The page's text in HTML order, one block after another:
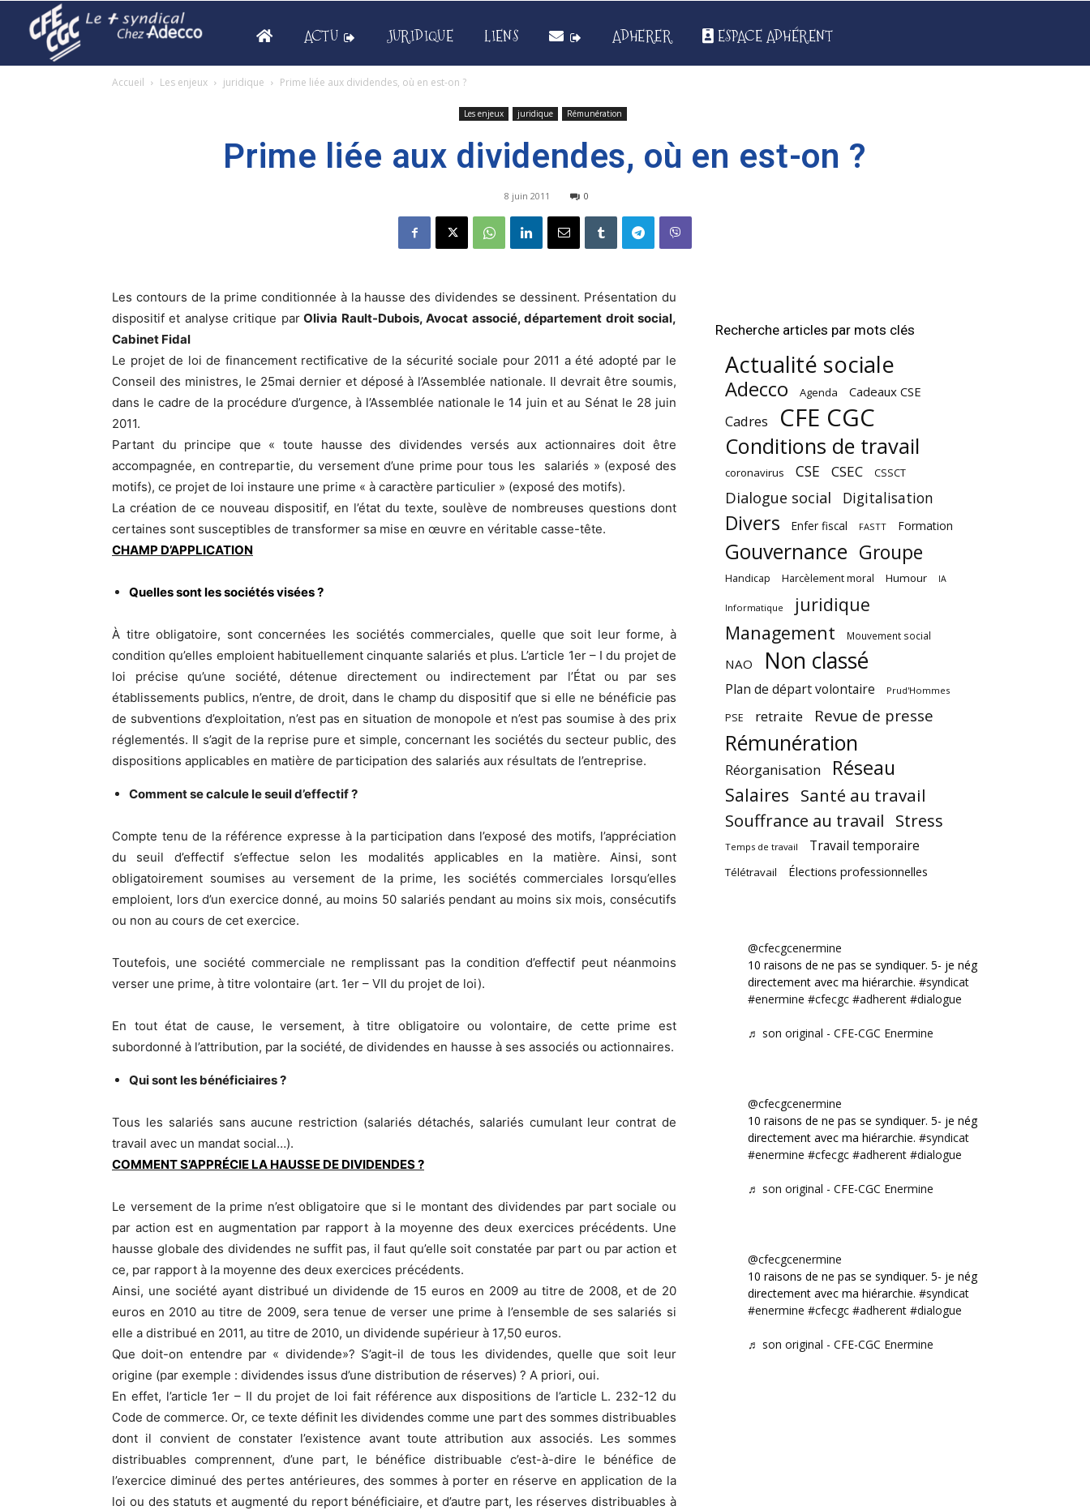
ACTU JURIDIQUE LIENS ADHERER ESPACE ADHÉRENT
Accueil Les enjeux juridique Prime liée aux dividendes, où en est-on ?
Les enjeux juridique Rémunération
Prime liée aux dividendes, où en est-on ?
8 juin 2011 0
Les contours de la prime conditionnée à la hausse des dividendes se dessinent. Présentation du
dispositif et analyse critique parOlivia Rault-Dubois, Avocat associé, département droit social,
Cabinet Fidal
Le projet de loi de financement rectificative de la sécurité sociale pour 2011 a été adopté par le
Conseil des ministres, le 25mai dernier et déposé à l’Assemblée nationale. Il devrait être soumis,
dans le cadre de la procédure d’urgence, à l’Assemblée nationale le 14 juin et au Sénat le 28 juin
2011.
Partant du principe que « toute hausse des dividendes versés aux actionnaires doit être
accompagnée, en contrepartie, du versement d’une prime pour tous les salariés » (exposé des
motifs), ce projet de loi instaure une prime « à caractère particulier » (exposé des motifs).
La création de ce nouveau dispositif, en l’état du texte, soulève de nombreuses questions dont
certaines sont susceptibles de transformer sa mise en œuvre en véritable casse-tête.
CHAMP D’APPLICATION
Quelles sont les sociétés visées ?
À titre obligatoire, sont concernées les sociétés commerciales, quelle que soit leur forme, à
condition qu’elles emploient habituellement cinquante salariés et plus. L’article 1er – I du projet de
loi précise qu’une société, détenue directement ou indirectement par l’État ou par ses
établissements publics, n’entre, de droit, dans le champ du dispositif que si elle ne bénéficie pas
de subventions d’exploitation, n’est pas en situation de monopole et n’est pas soumise à des prix
réglementés. Il s’agit de la reprise pure et simple, concernant les sociétés du secteur public, des
dispositions applicables en matière de participation des salariés aux résultats de l’entreprise.
Comment se calcule le seuil d’effectif ?
Compte tenu de la référence expresse à la participation dans l’exposé des motifs, l’appréciation
du seuil d’effectif s’effectue selon les modalités applicables en la matière. Ainsi, sont
obligatoirement soumises au versement de la prime, les sociétés commerciales lorsqu’elles
emploient, lors d’un exercice donné, au moins 50 salariés pendant au moins six mois, consécutifs
ou non au cours de cet exercice.
Toutefois, une société commerciale ne remplissant pas la condition d’effectif peut néanmoins
verser une prime, à titre volontaire (art. 1er – VII du projet de loi).
En tout état de cause, le versement, à titre obligatoire ou volontaire, de cette prime est
subordonné à l’attribution, par la société, de dividendes en hausse à ses associés ou actionnaires.
Qui sont les bénéficiaires ?
Tous les salariés sans aucune restriction (salariés détachés, salariés cumulant leur contrat de
travail avec un mandat social…).
COMMENT S’APPRÉCIE LA HAUSSE DE DIVIDENDES ?
Le versement de la prime n’est obligatoire que si le montant des dividendes par part sociale ou
par action est en augmentation par rapport à la moyenne des deux exercices précédents. Une
hausse globale des dividendes ne suffit pas, il faut qu’elle soit constatée par part ou par action et
ce, par rapport à la moyenne des deux exercices précédents.
Ainsi, une société ayant distribué un dividende de 15 euros en 2009 au titre de 2008, et de 20
euros en 2010 au titre de 2009, sera tenue de verser une prime à l’ensemble de ses salariés si
elle a distribué en 2011, au titre de 2010, un dividende supérieur à 17,50 euros.
Que doit-on entendre par « dividende»? S’agit-il de tous les dividendes, quelle que soit leur
origine (par exemple : dividendes issus d’une distribution de réserves) ? A priori, oui.
En effet, l’article 1er – II du projet de loi fait référence aux dispositions de l’article L. 232-12 du
Code de commerce. Or, ce texte définit les dividendes comme une part des sommes distribuables
dont il convient de constater l’existence avant toute attribution aux associés. Les sommes
distribuables comprennent, d’une part, le bénéfice distribuable c’est-à-dire le bénéfice de
l’exercice diminué des pertes antérieures, des sommes à porter en réserve en application de la
loi ou des statuts et augmenté du report bénéficiaire, et d’autre part, les réserves distribuables à
Recherche articles par mots clés
Actualité sociale
Adecco Agenda Cadeaux CSE
Cadres CFE CGC
Conditions de travail
coronavirus CSE CSEC CSSCT
Dialogue social Digitalisation
Divers Enfer fiscal FASTT Formation
Gouvernance Groupe
Handicap Harcèlement moral Humour IA
Informatique
juridique
Management
Mouvement social
NAO Non classé
Plan de départ volontaire Prud'Hommes
PSE retraite Revue de presse
Rémunération
Réorganisation Réseau
Salaires Santé au travail
Souffrance au travail Stress
Temps de travail Travail temporaire
Télétravail Élections professionnelles
@cfecgcenermine
10 raisons de ne pas se syndiquer. 5- je négocie
directement avec ma hiérarchie. #syndicat
#enermine #cfecgc #adherent #dialogue
♬ son original - CFE-CGC Enermine
@cfecgcenermine
10 raisons de ne pas se syndiquer. 5- je négocie
directement avec ma hiérarchie. #syndicat
#enermine #cfecgc #adherent #dialogue
♬ son original - CFE-CGC Enermine
@cfecgcenermine
10 raisons de ne pas se syndiquer. 5- je négocie
directement avec ma hiérarchie. #syndicat
#enermine #cfecgc #adherent #dialogue
♬ son original - CFE-CGC Enermine